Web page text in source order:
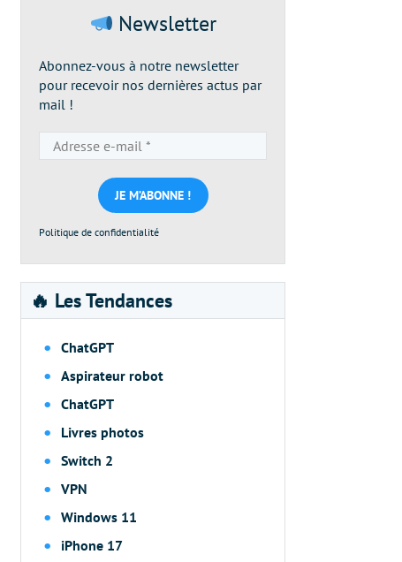
Newsletter
Abonnez-vous à notre newsletter
pour recevoir nos dernières actus par
mail !
e-
mail
*
Politique de confidentialité
🔥 Les Tendances
ChatGPT
Aspirateur robot
ChatGPT
Livres photos
Switch 2
VPN
Windows 11
iPhone 17